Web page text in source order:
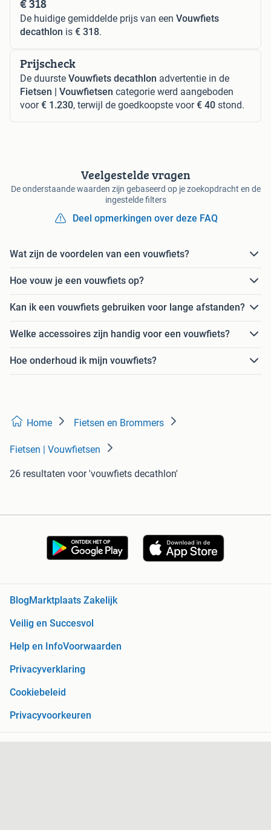
De huidige gemiddelde prijs van een Vouwfiets
decathlon is € 318.
Prijscheck
De duurste Vouwfiets decathlon advertentie in de
Fietsen | Vouwfietsen categorie werd aangeboden
voor€ 1.230, terwijl de goedkoopste voor€ 40 stond.
Veelgestelde vragen
De onderstaande waarden zijn gebaseerd op je zoekopdracht en de
ingestelde filters
Deel opmerkingen over deze FAQ
Wat zijn de voordelen van een vouwfiets?
Hoe vouw je een vouwfiets op?
Kan ik een vouwfiets gebruiken voor lange afstanden?
Welke accessoires zijn handig voor een vouwfiets?
Hoe onderhoud ik mijn vouwfiets?
Home Fietsen en Brommers
Fietsen | Vouwfietsen
26 resultaten voor 'vouwfiets decathlon'
BlogMarktplaats Zakelijk
Veilig en Succesvol
Help en InfoVoorwaarden
Privacyverklaring
Cookiebeleid
Privacyvoorkeuren